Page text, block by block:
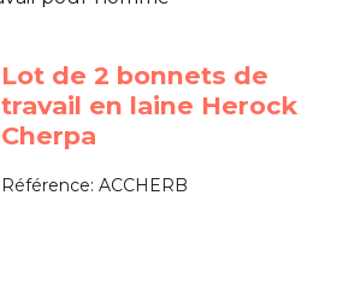
Lot de 2 bonnets de
travail en laine Herock
Cherpa
Référence:ACCHERB